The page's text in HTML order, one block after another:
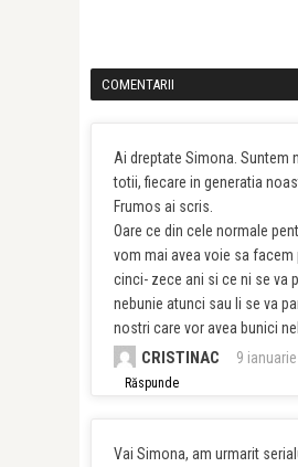
COMENTARII
Ai dreptate Simona. Suntem
totii, fiecare in generatia
Frumos ai scris.
Oare ce din cele normale
vom mai avea voie sa facem
cinci- zece ani si ce ni se va
nebunie atunci sau li se va
nostri care vor avea bunici
CRISTINAC 9
Răspunde
Vai Simona, am urmarit